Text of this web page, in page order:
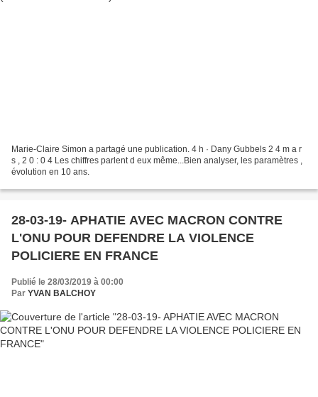
Marie-Claire Simon a partagé une publication. 4 h · Dany Gubbels 2 4 m a r
s , 2 0 : 0 4 Les chiffres parlent d eux même...Bien analyser, les paramètres ,
évolution en 10 ans.
28-03-19- APHATIE AVEC MACRON CONTRE
L'ONU POUR DEFENDRE LA VIOLENCE
POLICIERE EN FRANCE
Publié le 28/03/2019 à 00:00
Par YVAN BALCHOY